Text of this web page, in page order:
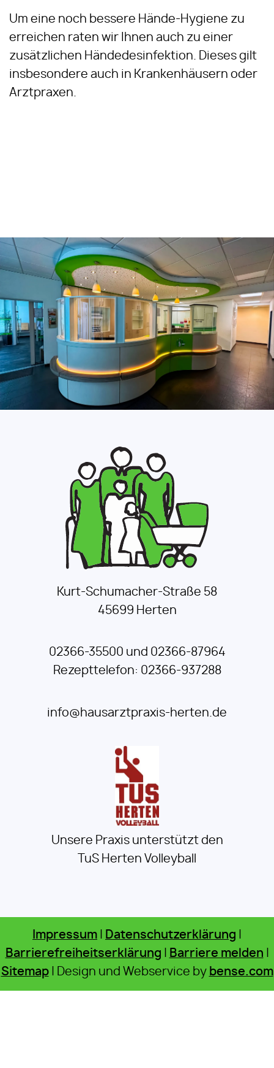
Um eine noch bessere Hände-Hygiene zu
erreichen raten wir Ihnen auch zu einer
zusätzlichen Händedesinfektion. Dieses gilt
insbesondere auch in Krankenhäusern oder
Arztpraxen.
Kurt-Schumacher-Straße 58
45699 Herten
02366-35500 und 02366-87964
Rezepttelefon: 02366-937288
info@hausarztpraxis-herten.de
Unsere Praxis unterstützt den
TuS Herten Volleyball
Impressum Datenschutzerklärung
Barrierefreiheitserklärung
Barriere melden
Sitemap| Design und Webservice by bense.com